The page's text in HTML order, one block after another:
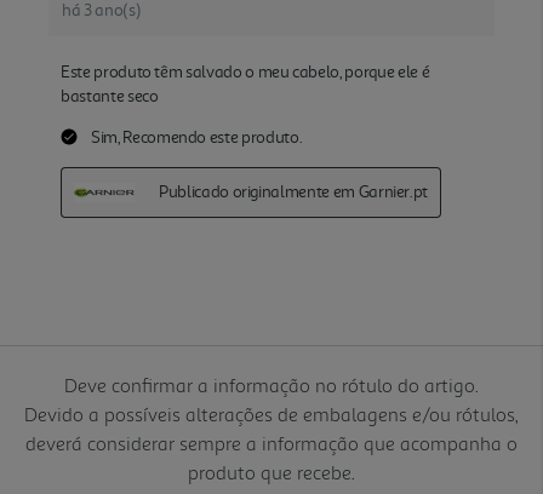
Deve confirmar a informação no rótulo do artigo.
Devido a possíveis alterações de embalagens e/ou rótulos,
deverá considerar sempre a informação que acompanha o
produto que recebe.